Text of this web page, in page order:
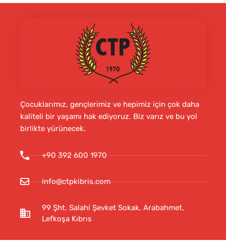
Çocuklarımız, gençlerimiz ve hepimiz için çok daha
kaliteli bir yaşamı hak ediyoruz. Biz varız ve bu yol
birlikte yürünecek.
+90 392 600 1970
info@ctpkibris.com
99 Şht. Salahi Şevket Sokak, Arabahmet,
Lefkoşa Kıbrıs